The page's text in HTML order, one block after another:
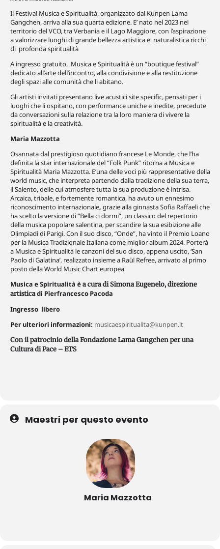
Il Festival Musica e Spiritualità, organizzato dal Kunpen Lama
Gangchen, arriva alla sua quarta edizione. E’ nato nel 2023 nel
territorio del VCO, tra Verbania e il Lago Maggiore, con l’aspirazione
a valorizzare luoghi di grande bellezza artistica e naturalistica ricchi
di profonda spiritualità
A ingresso gratuito, Musica e Spiritualità è un “boutique festival”
dedicato all’arte dell’incontro, alla condivisione e alla restituzione
degli spazi alle comunità che li abitano.
Gli artisti invitati presentano live acustici site specific, pensati per i
luoghi che li ospitano, con performance uniche e inedite, precedute
da conversazioni sulla relazione tra la loro maniera di vivere la
spiritualità e la creatività.
Maria Mazzotta
Osannata dal prestigioso quotidiano francese Le Monde, che l’ha
definita la star internazionale del “Folk Punk” ritorna a Musica e
Spiritualità Maria Mazzotta. E’una delle voci più rappresentative della
world music, che interpreta partendo dalla tradizione della sua terra,
il Salento, delle cui atmosfere tutta la sua produzione è intrisa.
Arcaica, tribale, e fortemente romantica, ha avuto un ennesimo
riconoscimento internazionale, grazie alla ginnasta Sofia Raffaeli che
ha scelto la versione di “Bella ci dormi”, un classico del repertorio
della musica popolare salentina, per scandire la sua esibizione alle
Olimpiadi di Parigi. Con il suo disco, “Onde”, ha vinto il Premio Loano
per la Musica Tradizionale Italiana come miglior album 2024. Porterà
a Musica e Spiritualità le canzoni del suo disco, appena uscito, ‘San
Paolo di Galatina’, realizzato insieme a Raül Refree, arrivato al primo
posto della World Music Chart europea
Musica e Spiritualità èa cura di Simona Eugenelo, direzione
artisticadi Pierfrancesco Pacoda
Ingresso libero
Per ulteriori informazioni: musicaespiritualita@kunpen.it
Con il patrocinio della Fondazione Lama Gangchen per una
Cultura di Pace – ETS
Maestri per questo evento
Maria Mazzotta